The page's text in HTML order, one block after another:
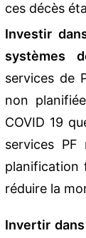
ces décès
Investir
systèmes
services de
non
COVID 19
services PF
planification
réduire la
Invertir